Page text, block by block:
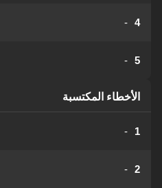
4
-
5
-
الأخطاء المكتسبة
1
-
2
-